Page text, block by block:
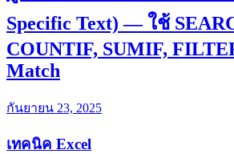
Specific Text) — ใช้
COUNTIF, SUMIF,
Match
กันยายน 23, 2025
เทคนิค Excel